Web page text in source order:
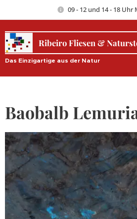
09 - 12 und 14 - 18 Uhr
Ribeiro Fliesen &
Das Einzigartige aus der Natur
Baobalb